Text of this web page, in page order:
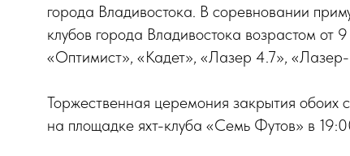
города Владивостока. В соревновании
клубов города Владивостока возрастом от
«Оптимист», «Кадет», «Лазер 4.7»,
Торжественная церемония закрытия
на площадке яхт-клуба «Семь Футов» в